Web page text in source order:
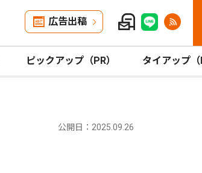
広告出稿
ピックアップ（PR） タイアップ（
公開日：2025.09.26